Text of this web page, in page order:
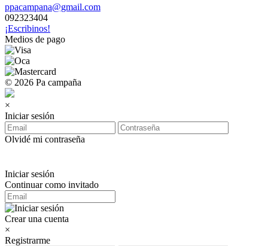
ppacampana@gmail.com
092323404
¡Escribinos!
Medios de pago
© 2026 Pa campaña
×
Iniciar sesión
Olvidé mi contraseña
Iniciar sesión
Continuar como invitado
Crear una cuenta
×
Registrarme